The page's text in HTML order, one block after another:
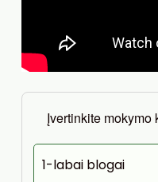
Įvertinkite mokymo
1-labai blogai